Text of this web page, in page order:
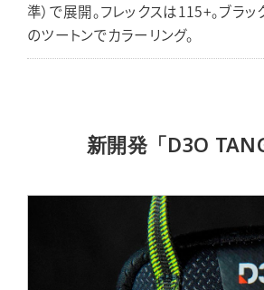
準）で展開。フレックスは115+。ブラ
のツートンでカラーリング。
新開発「D3O